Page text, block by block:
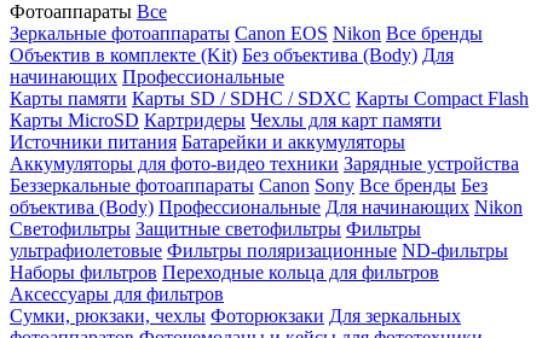
Фотоаппараты Все
Зеркальные фотоаппараты Canon EOS Nikon Все бренды
Объектив в комплекте (Kit) Без объектива (Body) Для
начинающих Профессиональные
Карты памяти Карты SD / SDHC / SDXC Карты Compact Flash
Карты MicroSD Картридеры Чехлы для карт памяти
Источники питания Батарейки и аккумуляторы
Аккумуляторы для фото-видео техники Зарядные устройства
Беззеркальные фотоаппараты Canon Sony Все бренды Без
объектива (Body) Профессиональные Для начинающих Nikon
Светофильтры Защитные светофильтры Фильтры
ультрафиолетовые Фильтры поляризационные ND-фильтры
Наборы фильтров Переходные кольца для фильтров
Аксессуары для фильтров
Сумки, рюкзаки, чехлы Фоторюкзаки Для зеркальных